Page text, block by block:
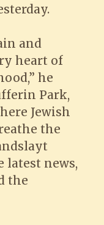
and
heart of
he
Park,
Jewish
the
latest news,
the